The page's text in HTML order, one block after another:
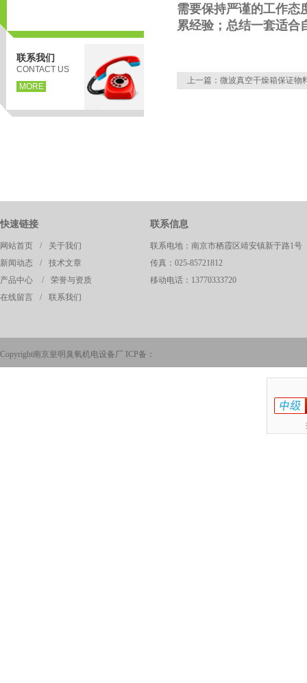
页
联系我们
CONTACT US
MORE
需要保持严谨的工作态
累经验；总结一套适合
上一篇： 微波真空干燥箱保证物
快速链接
网站首页 /
关于我们
新闻动态
/
技术文章
产品中心
/
荣誉与资质
在线留言
/ 联系我们
联系信息
联系电地：南京市栖霞区靖安镇新于路1号
传真：025-85721812
移动电话：13770333720
Copyright南京皇明臭氧机电设备厂 ICP备：